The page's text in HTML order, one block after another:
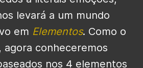
levará a um mundo
em Elementos. Como o
agora conheceremos
nos 4 elementos